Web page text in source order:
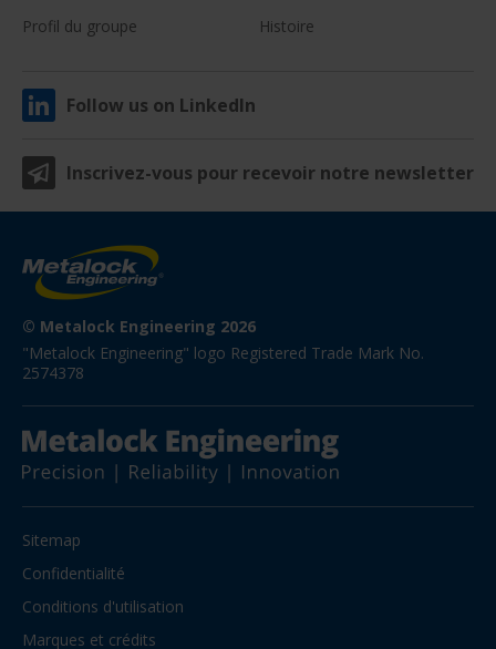
Profil du groupe Histoire
Follow us on LinkedIn
Inscrivez-vous pour recevoir notre newsletter
© Metalock Engineering 2026
"Metalock Engineering" logo Registered Trade Mark No.
2574378
Sitemap
Confidentialité
Conditions d'utilisation
Marques et crédits